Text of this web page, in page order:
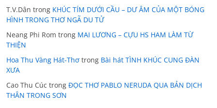
T.V.Dân trong KHÚC TÍM DƯỚI CẦU – DƯ ÂM CỦA MỘT BÓNG
HÌNH TRONG THƠ NGÃ DU TỬ
Neang Phi Rom trong MAI LƯƠNG – CỰU HS HAM LÀM TỪ
THIỆN
Hoa Thu Vàng Hát-Thơ trong Bài hát TÌNH KHÚC CUNG ĐÀN
XƯA
Cao Thu Cúc trongĐỌC THƠ PABLO NERUDA QUA BẢN DỊCH
THÂN TRONG SƠN